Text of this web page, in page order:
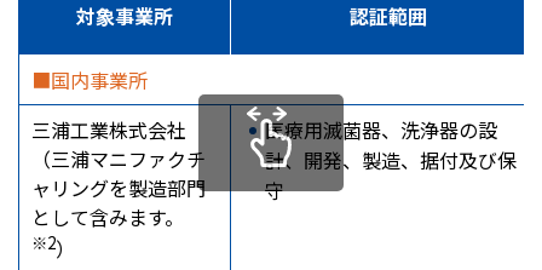
対象事業所 認証範囲
■国内事業所
三浦工業株式会社
（三浦マニファクチ
ャリングを製造部門
として含みます。
※2）
医療用滅菌器、洗浄器の設
計、開発、製造、据付及び保
守